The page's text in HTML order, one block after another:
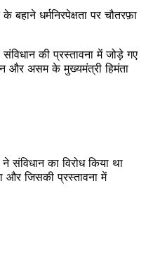
धर्मनिरपेक्षता पर चौतरफ़ा
की प्रस्तावना में जोड़े गए
और असम के मुख्यमंत्री हिमंता
संविधान का विरोध किया था
और जिसकी प्रस्तावना में